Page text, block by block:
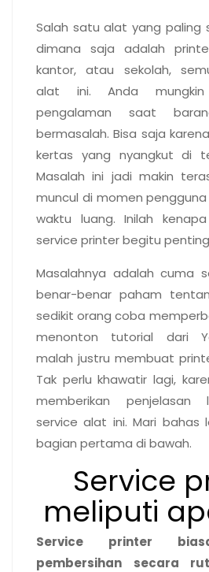
Salah satu alat yang paling
dimana saja adalah
kantor, atau sekolah,
alat ini. Anda
pengalaman saat
bermasalah. Bisa saja
kertas yang nyangkut di
Masalah ini jadi makin
muncul di momen
waktu luang. Inilah
service printer begitu
Masalahnya adalah cuma
benar-benar paham
sedikit orang coba
menonton tutorial dari
malah justru membuat
Tak perlu khawatir lagi,
memberikan penjelasan
service alat ini. Mari bahas
bagian pertama di bawah.
Service
meliputi
Service printer
pembersihan secara